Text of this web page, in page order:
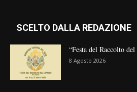
SCELTO DALLA REDAZIONE
“Festa del Raccolto
8 Agosto 2026